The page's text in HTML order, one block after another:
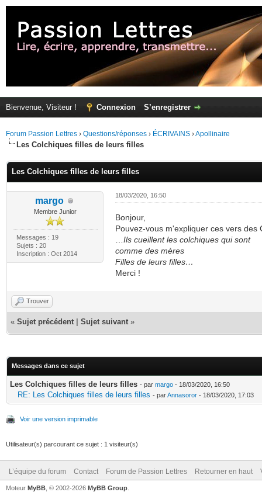
Bienvenue, Visiteur ! Connexion S’enregistrer
Forum Passion Lettres › Questions/réponses › ÉCRIVAINS ›Apollinaire
Les Colchiques filles de leurs filles
Les Colchiques filles de leurs filles
margo
Membre Junior
Messages : 19
Sujets : 20
Inscription : Oct 2014
18/03/2020, 16:50
Bonjour,
Pouvez-vous m'expliquer ces vers des
Ils cueillent les colchiques qui sont
comme des mères
Filles de leurs filles…
Merci !
Trouver
« Sujet précédent Sujet suivant »
Messages dans ce sujet
Les Colchiques filles de leurs filles - par margo - 18/03/2020, 16:50
RE: Les Colchiques filles de leurs filles - parAnnasoror - 18/03/2020, 17:03
Voir une version imprimable
Utilisateur(s) parcourant ce sujet : 1 visiteur(s)
L’équipe du forum Contact Forum de Passion Lettres Retourner en haut
Moteur MyBB , © 2002-2026 MyBB Group